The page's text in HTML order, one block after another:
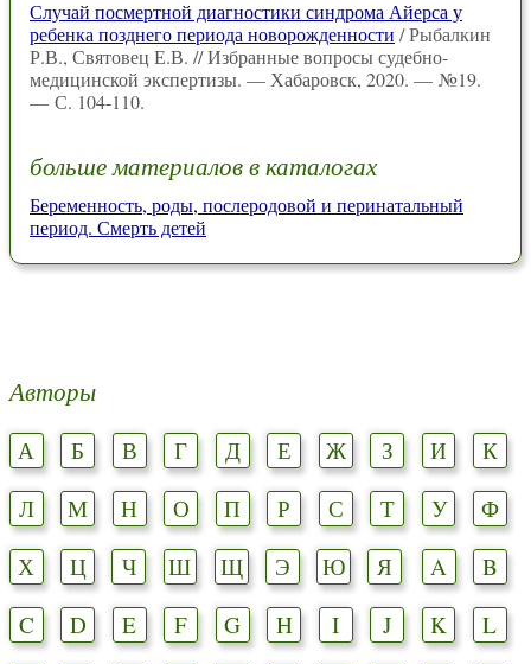
Случай посмертной диагностики синдрома Айерса у
ребенка позднего периода новорожденности / Рыбалкин
Р.В., Святовец Е.В. // Избранные вопросы судебно-
медицинской экспертизы. — Хабаровск, 2020. — №19.
— С. 104-110.
больше материалов в каталогах
Беременность, роды, послеродовой и перинатальный
период. Смерть детей
Авторы
А Б В Г Д Е Ж З И
К
Л
М Н О П Р С Т У
Ф
Х
Ц Ч Ш Щ Э Ю Я A
B
C
D E F G H I J K
L